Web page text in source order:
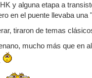
y alguna etapa a
en el puente llevaba
tiraron de temas
mucho más que en